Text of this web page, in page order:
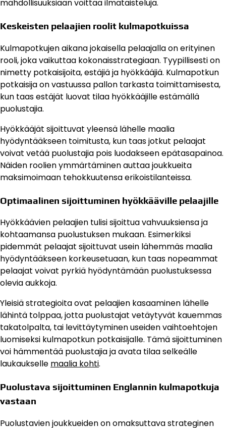
mahdollisuuksiaan voittaa ilmataisteluja.
Keskeisten pelaajien roolit kulmapotkuissa
Kulmapotkujen aikana jokaisella pelaajalla on erityinen
rooli, joka vaikuttaa kokonaisstrategiaan. Tyypillisesti on
nimetty potkaisijoita, estäjiä ja hyökkääjiä. Kulmapotkun
potkaisija on vastuussa pallon tarkasta toimittamisesta,
kun taas estäjät luovat tilaa hyökkääjille estämällä
puolustajia.
Hyökkääjät sijoittuvat yleensä lähelle maalia
hyödyntääkseen toimitusta, kun taas jotkut pelaajat
voivat vetää puolustajia pois luodakseen epätasapainoa.
Näiden roolien ymmärtäminen auttaa joukkueita
maksimoimaan tehokkuutensa erikoistilanteissa.
Optimaalinen sijoittuminen hyökkääville pelaajille
Hyökkäävien pelaajien tulisi sijoittua vahvuuksiensa ja
kohtaamansa puolustuksen mukaan. Esimerkiksi
pidemmät pelaajat sijoittuvat usein lähemmäs maalia
hyödyntääkseen korkeusetuaan, kun taas nopeammat
pelaajat voivat pyrkiä hyödyntämään puolustuksessa
olevia aukkoja.
Yleisiä strategioita ovat pelaajien kasaaminen lähelle
lähintä tolppaa, jotta puolustajat vetäytyvät kauemmas
takatolpalta, tai levittäytyminen useiden vaihtoehtojen
luomiseksi kulmapotkun potkaisijalle. Tämä sijoittuminen
voi hämmentää puolustajia ja avata tilaa selkeälle
laukaukselle maalia kohti.
Puolustava sijoittuminen Englannin kulmapotkuja
vastaan
Puolustavien joukkueiden on omaksuttava strateginen